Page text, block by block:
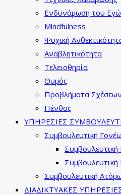
Ενδυνάμωση του Εγώ
Mindfulness
Ψυχική
Αναβλητικότητα
Τελειοθηρία
Θυμός
Προβλήματα Σχέσεων
Πένθος
ΥΠΗΡΕΣΙΕΣ
Συμβουλευτική
Συμβουλευτική
ΔΙΑΔΙΚΤΥΑΚΕΣ